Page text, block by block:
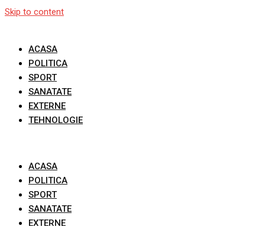
Skip to content
ACASA
POLITICA
SPORT
SANATATE
EXTERNE
TEHNOLOGIE
ACASA
POLITICA
SPORT
SANATATE
EXTERNE